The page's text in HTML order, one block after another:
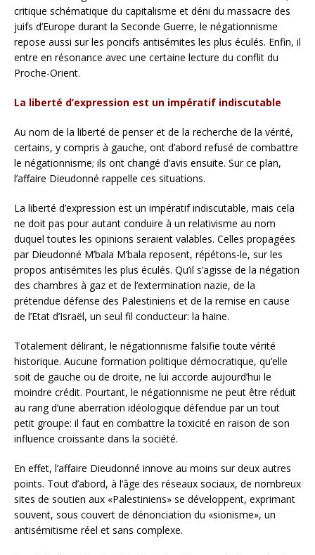
critique schématique du capitalisme et déni du massacre des
juifs d’Europe durant la Seconde Guerre, le négationnisme
repose aussi sur les poncifs antisémites les plus éculés. Enfin, il
entre en résonance avec une certaine lecture du conflit du
Proche-Orient.
La liberté d’expression est un impératif indiscutable
Au nom de la liberté de penser et de la recherche de la vérité,
certains, y compris à gauche, ont d’abord refusé de combattre
le négationnisme; ils ont changé d’avis ensuite. Sur ce plan,
l’affaire Dieudonné rappelle ces situations.
La liberté d’expression est un impératif indiscutable, mais cela
ne doit pas pour autant conduire à un relativisme au nom
duquel toutes les opinions seraient valables. Celles propagées
par Dieudonné M’bala M’bala reposent, répétons-le, sur les
propos antisémites les plus éculés. Qu’il s’agisse de la négation
des chambres à gaz et de l’extermination nazie, de la
prétendue défense des Palestiniens et de la remise en cause
de l’Etat d’Israël, un seul fil conducteur: la haine.
Totalement délirant, le négationnisme falsifie toute vérité
historique. Aucune formation politique démocratique, qu’elle
soit de gauche ou de droite, ne lui accorde aujourd’hui le
moindre crédit. Pourtant, le négationnisme ne peut être réduit
au rang d’une aberration idéologique défendue par un tout
petit groupe: il faut en combattre la toxicité en raison de son
influence croissante dans la société.
En effet, l’affaire Dieudonné innove au moins sur deux autres
points. Tout d’abord, à l’âge des réseaux sociaux, de nombreux
sites de soutien aux «Palestiniens» se développent, exprimant
souvent, sous couvert de dénonciation du «sionisme», un
antisémitisme réel et sans complexe.